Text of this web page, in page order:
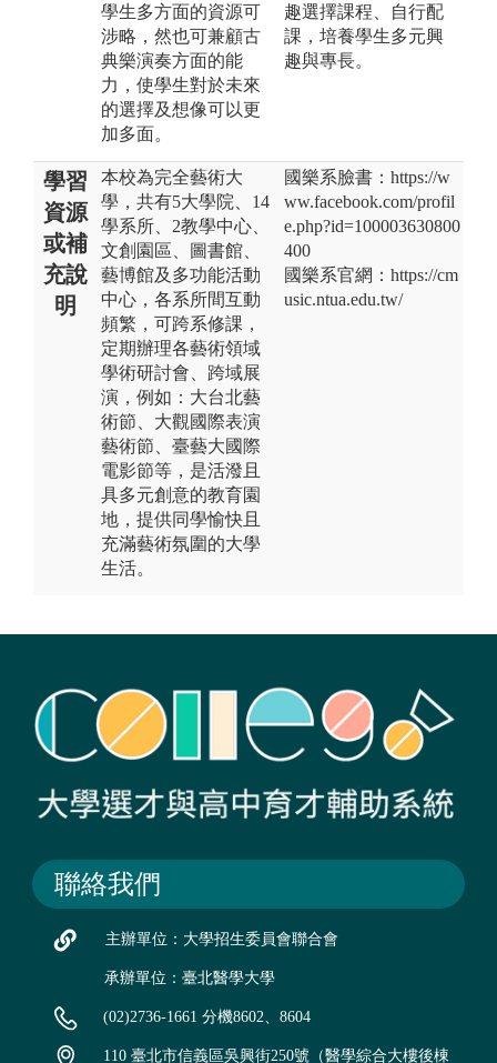
學生多方面的資源可
涉略，然也可兼顧古
典樂演奏方面的能
力，使學生對於未來
的選擇及想像可以更
加多面。
趣選擇課程、自行配
課，培養學生多元興
趣與專長。
學習
資源
或補
充說
明
本校為完全藝術大
學，共有5大學院、14
學系所、2教學中心、
文創園區、圖書館、
藝博館及多功能活動
中心，各系所間互動
頻繁，可跨系修課，
定期辦理各藝術領域
學術研討會、跨域展
演，例如：大台北藝
術節、大觀國際表演
藝術節、臺藝大國際
電影節等，是活潑且
具多元創意的教育園
地，提供同學愉快且
充滿藝術氛圍的大學
生活。
國樂系臉書：https://w
ww.facebook.com/profil
e.php?id=100003630800
400
國樂系官網：https://cm
usic.ntua.edu.tw/
聯絡我們
主辦單位：大學招生委員會聯合會
承辦單位：臺北醫學大學
(02)2736-1661 分機8602、8604
110 臺北市信義區吳興街250號（醫學綜合大樓後棟